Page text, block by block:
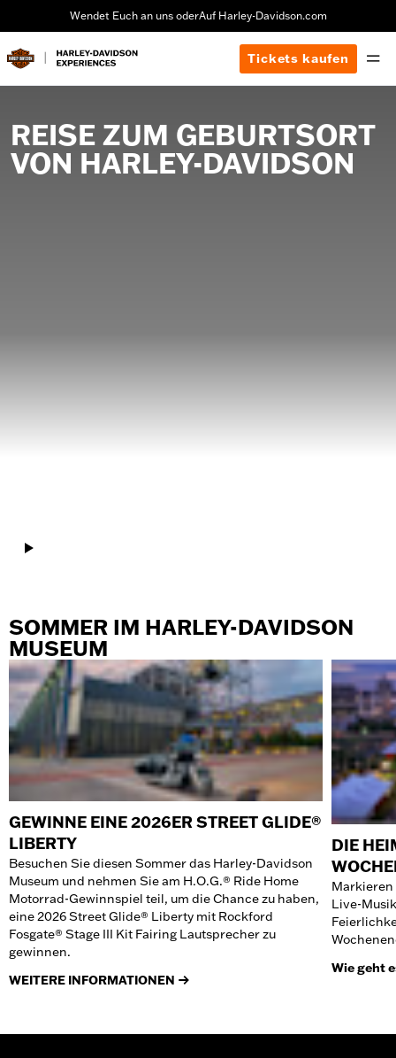
Wendet Euch an uns oderAuf Harley-Davidson.com
Tickets kaufen
REISE ZUM GEBURTSORT
VON HARLEY-DAVIDSON
SOMMER IM HARLEY-DAVIDSON
MUSEUM
GEWINNE EINE 2026ER STREET GLIDE®
LIBERTY
Besuchen Sie diesen Sommer das Harley-Davidson
Museum und nehmen Sie am H.O.G.® Ride Home
Motorrad-Gewinnspiel teil, um die Chance zu haben,
eine 2026 Street Glide® Liberty mit Rockford
Fosgate® Stage III Kit Fairing Lautsprecher zu
gewinnen.
WEITERE INFORMATIONEN
DIE
Markieren
Live-
Wie geht